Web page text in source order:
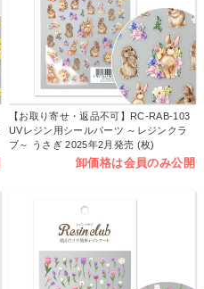
【お取り寄せ・返品不可】RC-RAB-103
UVレジン用シールパーツ ～レジンクラ
ブ～ うさぎ 2025年2月発売 (枚)
卸価格は会員のみ公開